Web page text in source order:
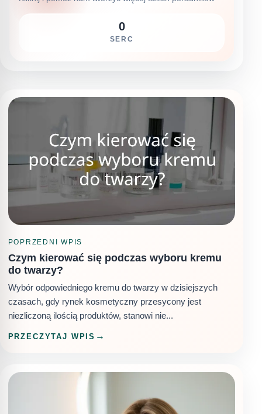
0
SERC
POPRZEDNI WPIS
Czym kierować się podczas wyboru kremu
do twarzy?
Wybór odpowiedniego kremu do twarzy w dzisiejszych
czasach, gdy rynek kosmetyczny przesycony jest
niezliczoną ilością produktów, stanowi nie...
PRZECZYTAJ WPIS